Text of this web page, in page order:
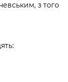
з того